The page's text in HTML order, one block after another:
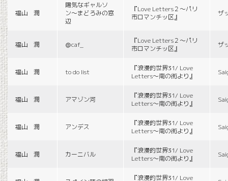
福山 潤
陽気なギャルソ
ン〜まどろみの窓
辺
『Love Letters２〜パリ
市ロマンチッ区』
ザ
福山 潤 ＠caf_
『Love Letters２〜パリ
市ロマンチッ区』
ザ
福山 潤 to do list
『浪漫的世界31/ Love
Letters〜南の街より』
福山 潤 アマゾン河
『浪漫的世界31/ Love
Letters〜南の街より』
福山 潤 アンデス
『浪漫的世界31/ Love
Letters〜南の街より』
福山 潤 カーニバル
『浪漫的世界31/ Love
Letters〜南の街より』
『浪漫的世界31/ Love